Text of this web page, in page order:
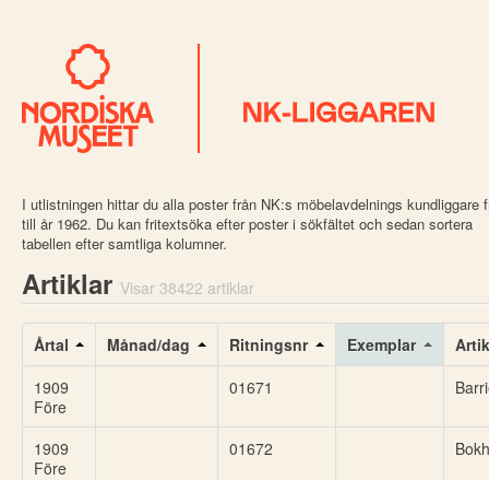
I utlistningen hittar du alla poster från NK:s möbelavdelnings kundliggare
till år 1962. Du kan fritextsöka efter poster i sökfältet och sedan sortera
tabellen efter samtliga kolumner.
Artiklar Visar 38422 artiklar
Årtal Månad/dag Ritningsnr Exemplar
1909
Före
01671
1909
Före
01672